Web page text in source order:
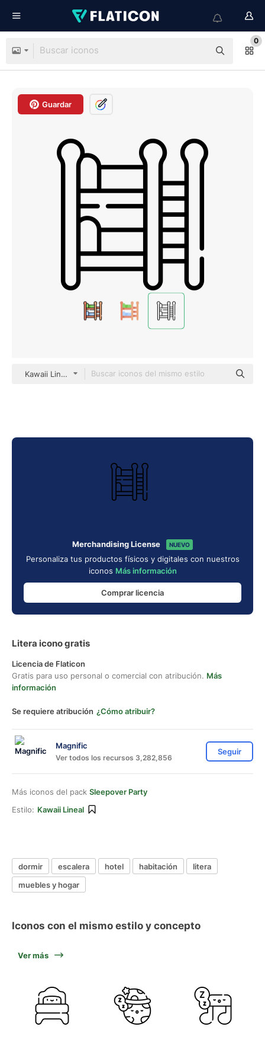
0
Guardar
Kawaii Lineal
Merchandising License NUEVO
Personaliza tus productos físicos y digitales con nuestros
iconos Más información
Comprar licencia
Litera icono gratis
Licencia de Flaticon
Gratis para uso personal o comercial con atribución. Más
información
Se requiere atribución ¿Cómo atribuir?
Magnific
Ver todos los recursos 3,282,856
Seguir
Más iconos del pack Sleepover Party
Estilo: Kawaii Lineal
dormir escalera hotel habitación
litera
muebles y hogar
Iconos con el mismo estilo y concepto
Ver más